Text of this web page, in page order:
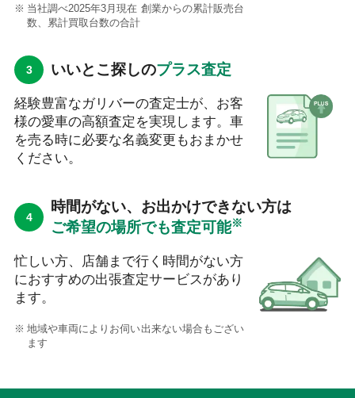
当社調べ2025年3月現在 創業からの累計販売台
数、累計買取台数の合計
いいとこ探しのプラス査定
経験豊富なガリバーの査定士が、お客
様の愛車の高額査定を実現します。車
を売る時に必要な名義変更もおまかせ
ください。
時間がない、お出かけできない方は
ご希望の場所でも査定可能※
忙しい方、店舗まで行く時間がない方
におすすめの出張査定サービスがあり
ます。
地域や車両によりお伺い出来ない場合もござい
ます